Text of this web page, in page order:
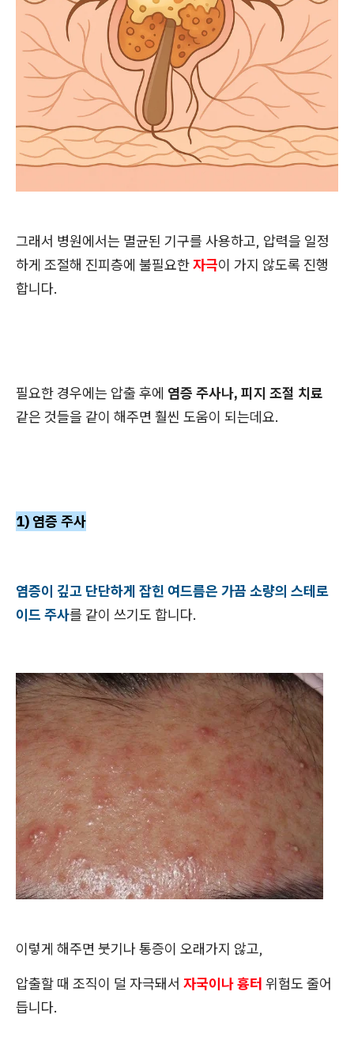
그래서 병원에서는 멸균된 기구를 사용하고, 압력을 일정
하게 조절해 진피층에 불필요한자극이 가지 않도록 진행
합니다.
필요한 경우에는 압출 후에 염증 주사나, 피지 조절 치료
같은 것들을 같이 해주면 훨씬 도움이 되는데요.
1) 염증 주사
염증이 깊고 단단하게 잡힌 여드름은 가끔 소량의 스테로
이드 주사를 같이 쓰기도 합니다.
이렇게 해주면 붓기나 통증이 오래가지 않고,
압출할 때 조직이 덜 자극돼서 자국이나 흉터 위험도 줄어
듭니다.